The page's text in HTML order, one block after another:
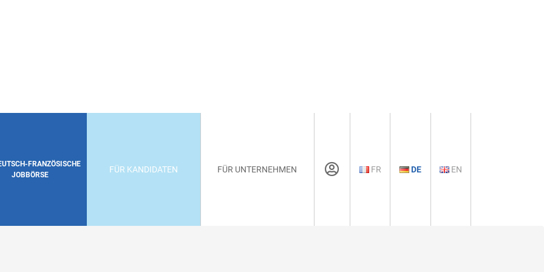
FRANZÖSISCHE
JOBBÖRSE
FÜR KANDIDATEN FÜR UNTERNEHMEN FR DE EN